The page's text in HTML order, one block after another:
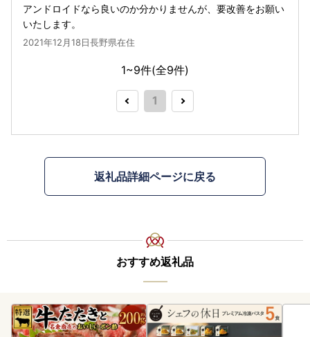
アンドロイドなら良いのか分かりませんが、要改善をお願い
いたします。
2021年12月18日長野県在住
1~9件(全9件)
1
返礼品詳細ページに戻る
おすすめ返礼品